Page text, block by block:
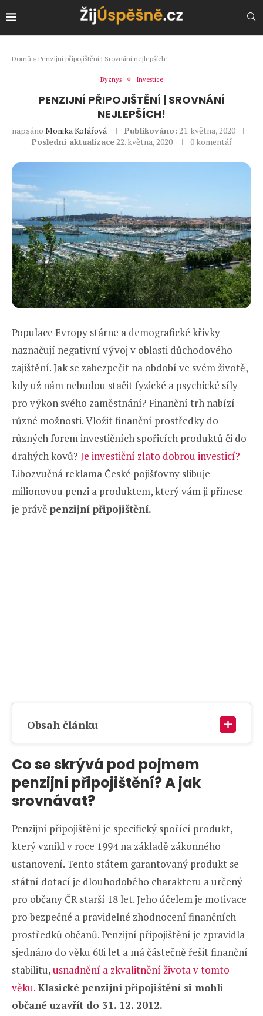
Domů » Penzijní připojištění | Srovnání nejlepších!
Byznys Investice
PENZIJNÍ PŘIPOJIŠTĚNÍ | SROVNÁNÍ
NEJLEPŠÍCH!
napsáno Monika Kolářová Publikováno: 21. května, 2020
Poslední aktualizace22. května, 2020 0 komentář
Populace Evropy stárne a demografické křivky
naznačují negativní vývoj v oblasti důchodového
zajištění. Jak se zabezpečit na období ve svém životě,
kdy už nám nebudou stačit fyzické a psychické síly
pro výkon svého zaměstnání? Finanční trh nabízí
různé možnosti. Vložit finanční prostředky do
různých forem investičních spořicích produktů či do
drahých kovů? Je investiční zlato dobrou investicí?
Libozvučná reklama České pojišťovny slibuje
milionovou penzi a produktem, který vám ji přinese
je právě penzijní připojištění.
Obsah článku
Co se skrývá pod pojmem
penzijní připojištění? A jak
srovnávat?
Penzijní připojištění je specifický spořící produkt,
který vznikl v roce 1994 na základě zákonného
ustanovení. Tento státem garantovaný produkt se
státní dotací je dlouhodobého charakteru a určený
pro občany ČR starší 18 let. Jeho účelem je motivace
pro bezpečné a pravidelné zhodnocení finančních
prostředků občanů. Penzijní připojištění je zpravidla
sjednáno do věku 60i let a má částečně řešit finanční
stabilitu,usnadnění a zkvalitnění života v tomto
věku.Klasické penzijní připojištění si mohli
občané uzavřít do 31. 12. 2012.